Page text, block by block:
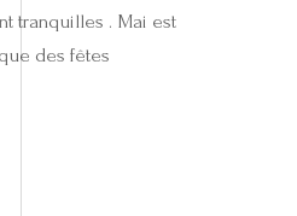
tranquilles . Mai est
des fêtes